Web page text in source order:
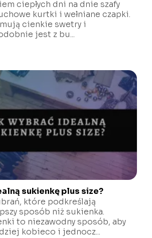
ciepłych dni na dnie szafy
kurtki i wełniane czapki.
cienkie swetry i
jest z bu...
sukienkę plus size?
które podkreślają
sposób niż sukienka.
to niezawodny sposób, aby
kobieco i jednocz...